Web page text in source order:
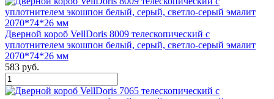
Дверной короб VellDoris 8009 телескопический с
уплотнителем экошпон белый, серый, светло-серый эмалит
2070*74*26 мм
583 руб.